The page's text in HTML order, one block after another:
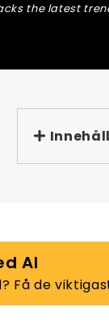
the latest
AI
Få de